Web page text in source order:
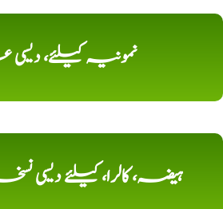
نمونیہ کیلئے،
ہیضہ، کالرا، کیلئے